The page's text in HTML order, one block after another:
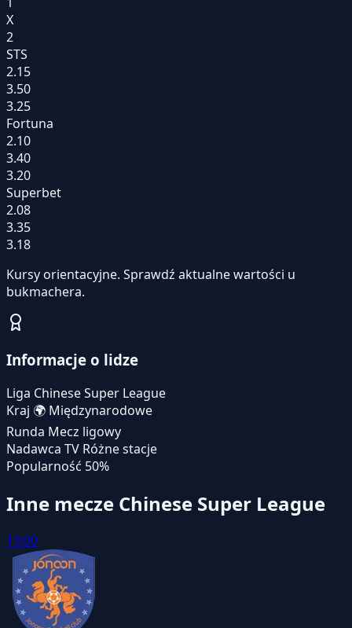
X
2
STS
2.15
3.50
3.25
Fortuna
2.10
3.40
3.20
Superbet
2.08
3.35
3.18
Kursy orientacyjne. Sprawdź aktualne wartości u
bukmachera.
Informacje o lidze
Liga Chinese Super League
Kraj 🌍 Międzynarodowe
Runda Mecz ligowy
Nadawca TV Różne stacje
Popularność 50%
Inne mecze Chinese Super League
13:00